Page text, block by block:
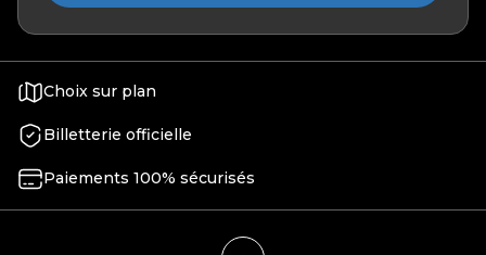
Choix sur plan
Billetterie officielle
Paiements 100% sécurisés